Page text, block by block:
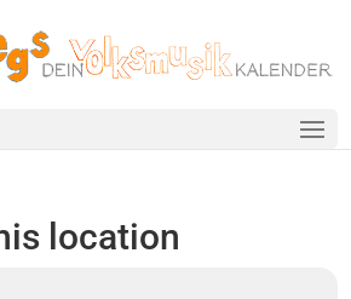
location